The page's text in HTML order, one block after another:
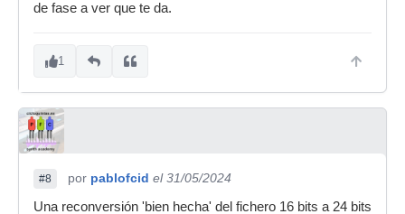
de fase a ver que te da.
1
#8 por pablofcid el 31/05/2024
Una reconversión 'bien hecha' del fichero 16 bits a 24 bits